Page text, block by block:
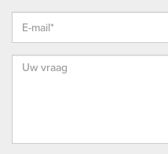
met enkele aanvullende
uitsluitend) een ouderdoms-
Meetinstructie en een
nodigen de woning